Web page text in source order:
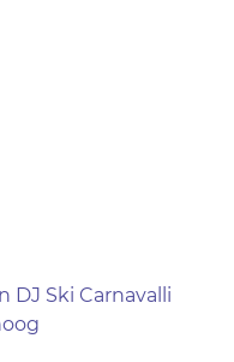
DJ Ski Carnavalli